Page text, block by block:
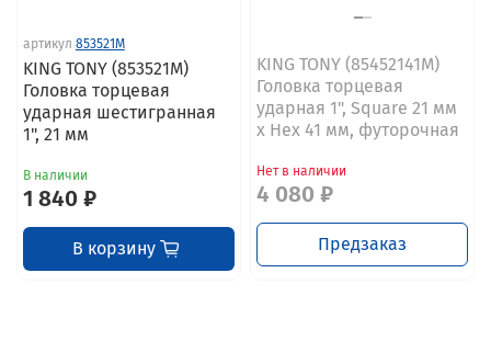
артикул 853521M
KING TONY (853521M)
Головка торцевая
ударная шестигранная
1", 21 мм
В наличии
1 840 ₽
В корзину
KING TONY (85452141M)
Головка торцевая
ударная 1", Square 21 мм
х Hex 41 мм, футорочная
Нет в наличии
4 080 ₽
Предзаказ